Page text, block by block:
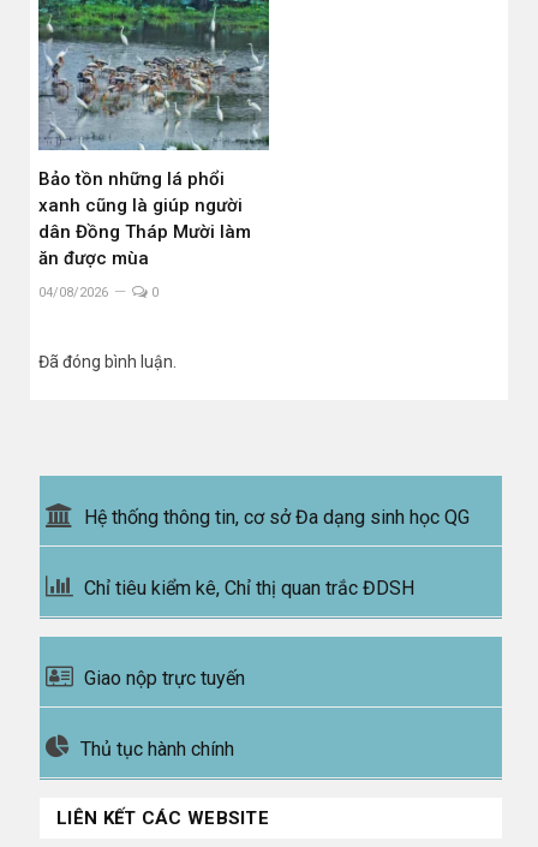
Bảo tồn những lá phổi
xanh cũng là giúp người
dân Đồng Tháp Mười làm
ăn được mùa
04/08/2026 0
Đã đóng bình luận.
Hệ thống thông tin, cơ sở Đa dạng sinh học QG
Chỉ tiêu kiểm kê, Chỉ thị quan trắc ĐDSH
Giao nộp trực tuyến
Thủ tục hành chính
LIÊN KẾT CÁC WEBSITE